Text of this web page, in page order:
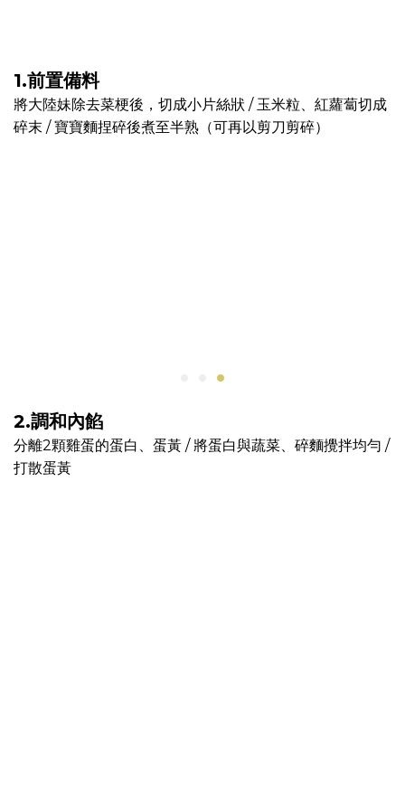
1.前置備料
將大陸妹除去菜梗後，切成小片絲狀 / 玉米粒、紅蘿蔔切成
碎末 / 寶寶麵捏碎後煮至半熟（可再以剪刀剪碎）
2.調和內餡
分離2顆雞蛋的蛋白、蛋黃 / 將蛋白與蔬菜、碎麵攪拌均勻 /
打散蛋黃